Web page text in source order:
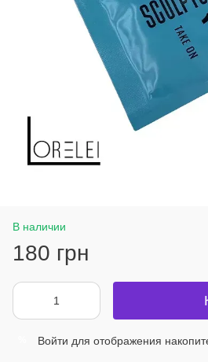
В наличии
180 грн
Войти для отображения